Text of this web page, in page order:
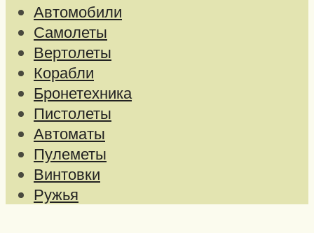
Автомобили
Самолеты
Вертолеты
Корабли
Бронетехника
Пистолеты
Автоматы
Пулеметы
Винтовки
Ружья